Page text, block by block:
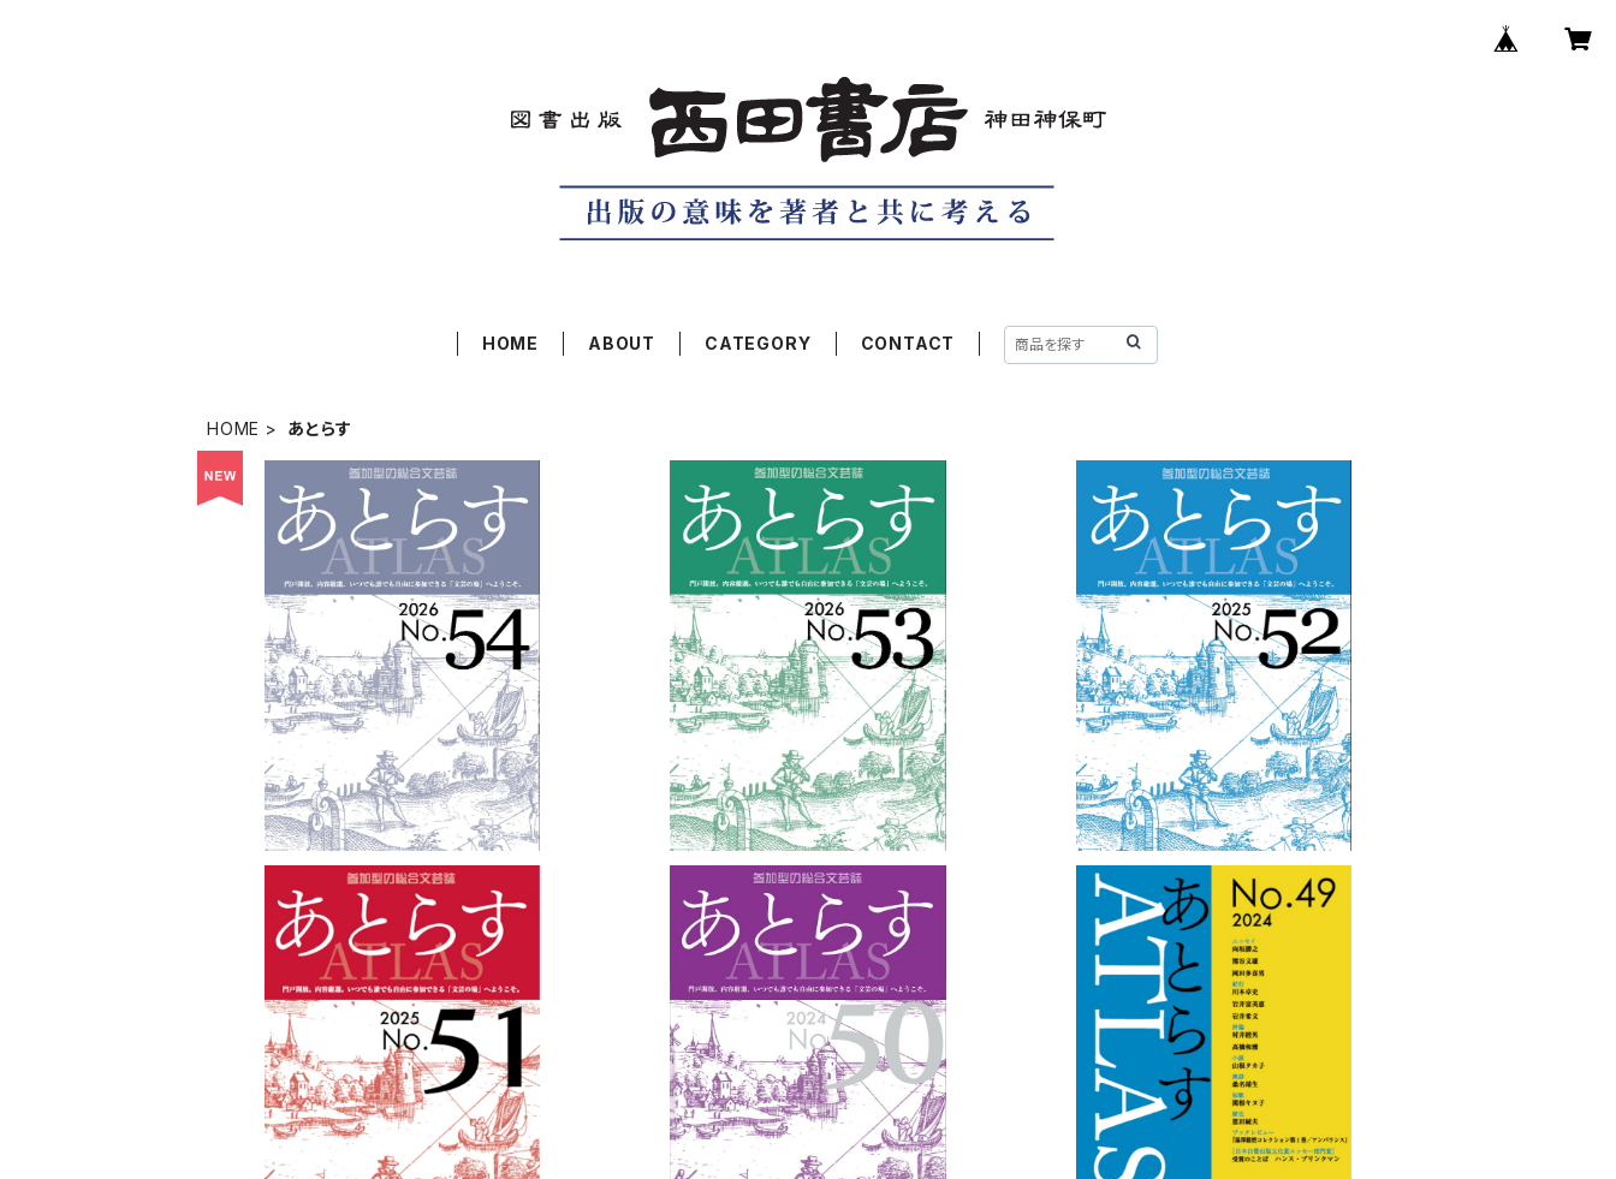
HOME ABOUT CATEGORY CONTACT
HOME あとらす
あとらすNo.54
¥1,210
あとらすNo.53
¥1,210
あとらすNo.52
¥1,100
あとらすNo.51
¥1,100
あとらすNo.50
¥1,100
あとらすNo.49
¥1,100